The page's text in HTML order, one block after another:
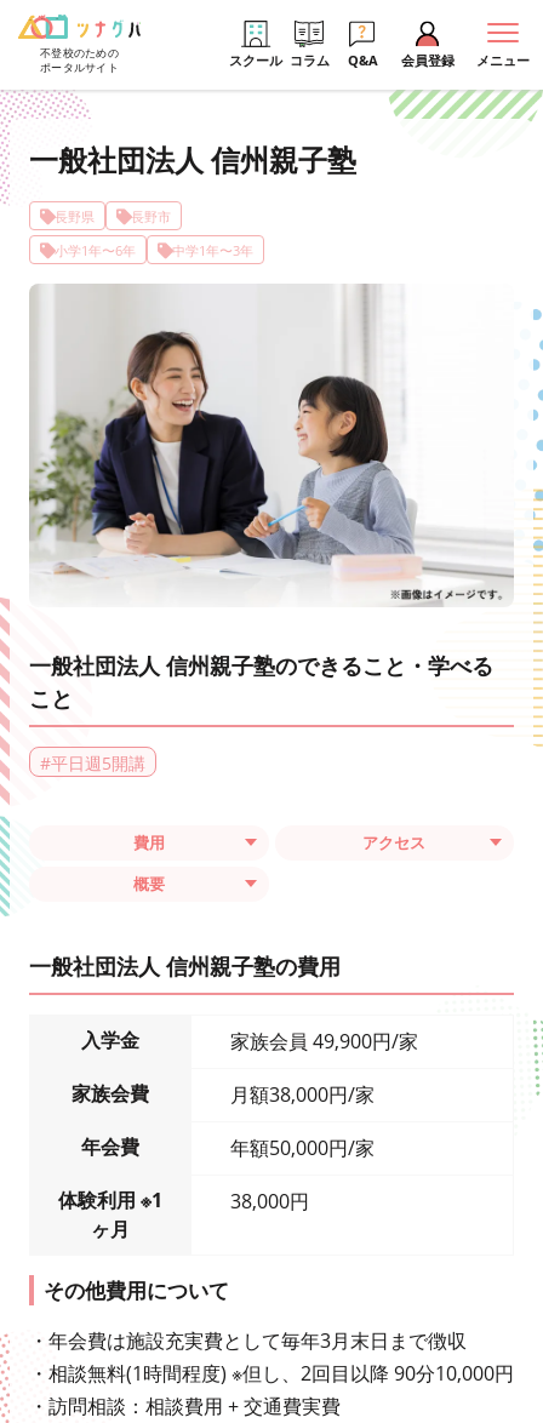
不登校のための
ポータルサイト
スクール コラム Q&A 会員登録 メニュー
一般社団法人 信州親子塾
長野県
長野市
小学1年〜6年
中学1年〜3年
一般社団法人 信州親子塾のできること・学べる
こと
#平日週5開講
費用
アクセス
概要
一般社団法人 信州親子塾の費用
入学金
家族会員 49,900円/家
家族会費
月額38,000円/家
年会費
年額50,000円/家
体験利用 ※1
ヶ月
38,000円
その他費用について
・年会費は施設充実費として毎年3月末日まで徴収
・相談無料(1時間程度) ※但し、2回目以降 90分10,000円
・訪問相談：相談費用 + 交通費実費